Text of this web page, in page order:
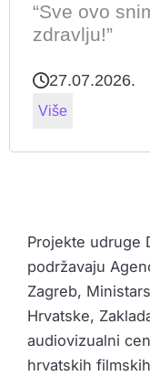
“Sve ovo
zdravlju!”
27.07.2026.
Više
Projekte udruge
podržavaju
Zagreb,
Hrvatske,
audiovizualni
hrvatskih